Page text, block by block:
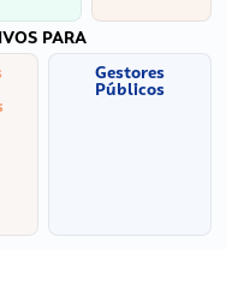
PARA
Gestores
Públicos